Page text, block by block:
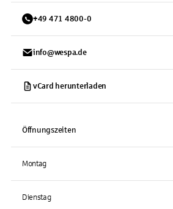
+49 471 4800-0
info@wespa.de
vCard herunterladen
Öffnungszeiten
Montag
Dienstag